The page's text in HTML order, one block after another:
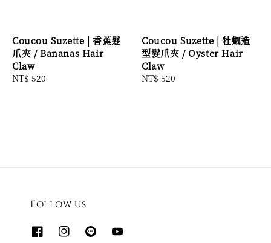
Coucou Suzette | 香蕉髮
爪夾 / Bananas Hair
Claw
Regular
NT$ 520
Coucou Suzette | 牡蠣造
型髮爪夾 / Oyster Hair
Claw
Regular
NT$ 520
Follow us